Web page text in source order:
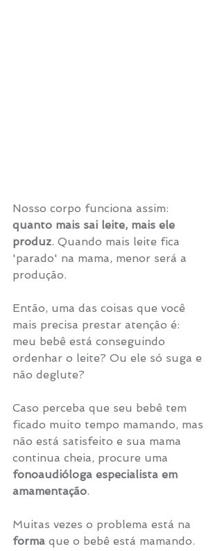
Nosso corpo funciona assim:
quanto mais sai leite, mais ele
produz. Quando mais leite fica
'parado' na mama, menor será a
produção.
Então, uma das coisas que você
mais precisa prestar atenção é:
meu bebê está conseguindo
ordenhar o leite? Ou ele só suga e
não deglute?
Caso perceba que seu bebê tem
ficado muito tempo mamando, mas
não está satisfeito e sua mama
continua cheia, procure uma
fonoaudióloga especialista em
amamentação.
Muitas vezes o problema está na
forma que o bebê está mamando.